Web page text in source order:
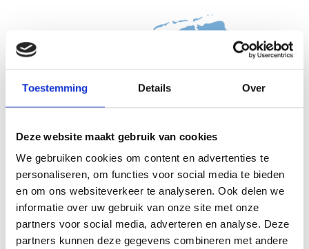
Toestemming Details Over
Deze website maakt gebruik van cookies
We gebruiken cookies om content en advertenties te
personaliseren, om functies voor social media te bieden
en om ons websiteverkeer te analyseren. Ook delen we
informatie over uw gebruik van onze site met onze
partners voor social media, adverteren en analyse. Deze
partners kunnen deze gegevens combineren met andere